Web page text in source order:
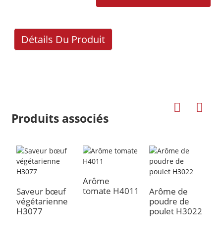
Détails Du Produit
Produits associés
Saveur bœuf
végétarienne
H3077
Arôme
tomate H4011
Arôme de
poudre de
poulet H3022